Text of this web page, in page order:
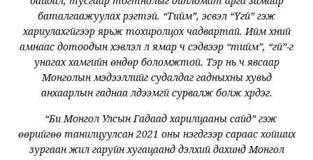
баталгаажуулах үүрэгтэй. “Тийм”, эсвэл “Үгүй” гэж
хариулахгүйгээр ярьж тохиролцох чадвартай. Ийм хүний
амнаас дотоодын хэвлэл л ямар ч сэдвээр “тийм”, “үгүй”-г
унагах хамгийн өндөр боломжтой. Тэр нь ч явсаар
Монголын мэдээллийг судалдаг гадныхны хувьд
анхаарлын гаднаа үлдээмгүй сурвалж болж хүрдэг.
“Би Монгол Улсын Гадаад харилцааны сайд” гэж
өөрийгөө танилцуулсан 2021 оны нэгдүгээр сараас хойших
зургаан жил гаруйн хугацаанд дэлхий дахинд Монгол